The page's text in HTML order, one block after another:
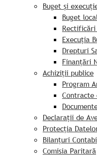
Buget și
Buget local
Execuția
Drepturi
Finanțări
Achiziții publice
Program
Contracte
Declarații de
Protecția
Bilanțuri
Comisia Paritară